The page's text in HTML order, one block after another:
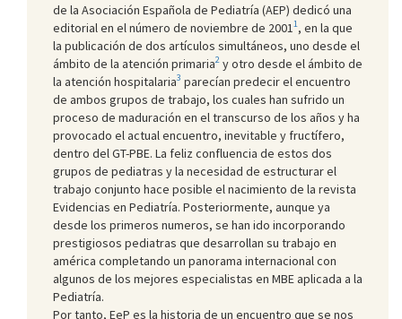
de la Asociación Española de Pediatría (AEP) dedicó una
editorial en el número de noviembre de 2001 1, en la que
la publicación de dos artículos simultáneos, uno desde el
ámbito de la atención primaria2 y otro desde el ámbito de
la atención hospitalaria3 parecían predecir el encuentro
de ambos grupos de trabajo, los cuales han sufrido un
proceso de maduración en el transcurso de los años y ha
provocado el actual encuentro, inevitable y fructífero,
dentro del GT-PBE. La feliz confluencia de estos dos
grupos de pediatras y la necesidad de estructurar el
trabajo conjunto hace posible el nacimiento de la revista
Evidencias en Pediatría. Posteriormente, aunque ya
desde los primeros numeros, se han ido incorporando
prestigiosos pediatras que desarrollan su trabajo en
américa completando un panorama internacional con
algunos de los mejores especialistas en MBE aplicada a la
Pediatría.
Por tanto, EeP es la historia de un encuentro que se nos